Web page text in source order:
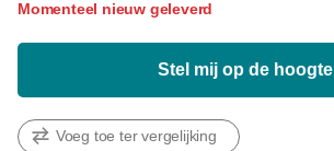
Momenteel nieuw geleverd
Stel mij op de hoogte
Voeg toe ter vergelijking